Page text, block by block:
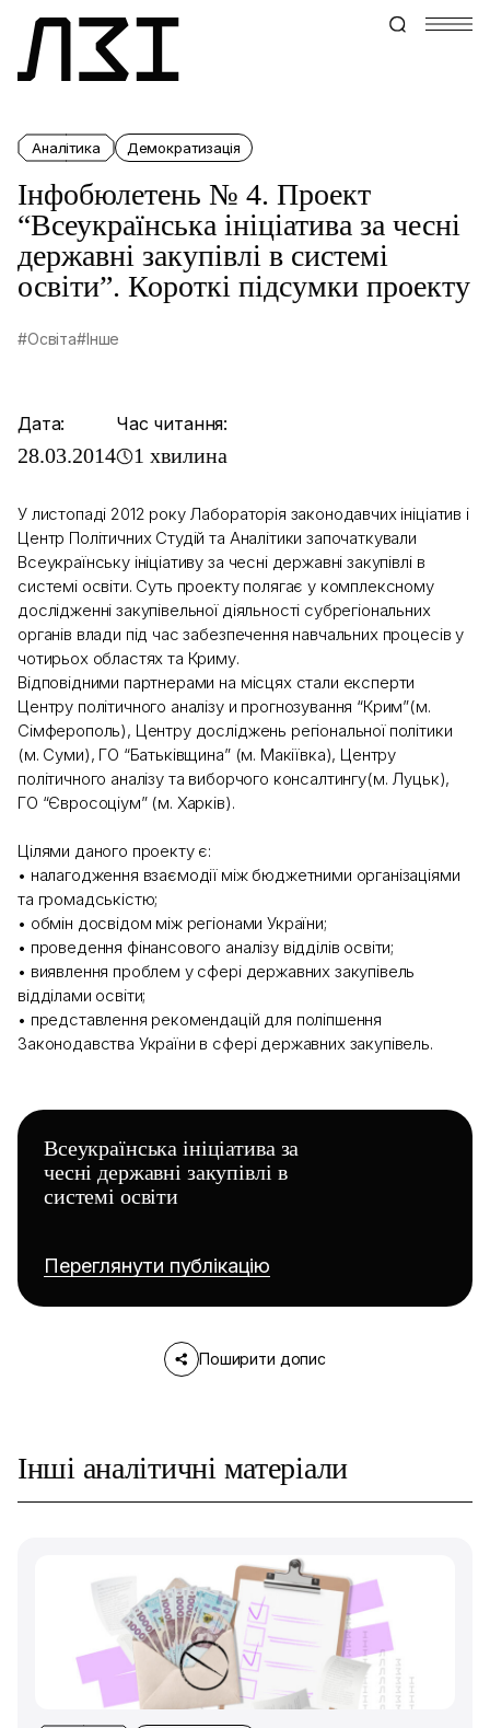
Аналітика Демократизація
Інфобюлетень № 4. Проект
“Всеукраїнська ініціатива за чесні
державні закупівлі в системі
освіти”. Короткі підсумки проекту
#Освіта#Інше
Дата:
28.03.2014
Час читання:
1 хвилина
У листопаді 2012 року Лабораторія законодавчих ініціатив і
Центр Політичних Студій та Аналітики започаткували
Всеукраїнську ініціативу за чесні державні закупівлі в
системі освіти. Суть проекту полягає у комплексному
дослідженні закупівельної діяльності субрегіональних
органів влади під час забезпечення навчальних процесів у
чотирьох областях та Криму.
Відповідними партнерами на місцях стали експерти
Центру політичного аналізу и прогнозування “Крим”(м.
Сімферополь), Центру досліджень регіональної політики
(м. Суми), ГО “Батьківщина” (м. Макіївка), Центру
політичного аналізу та виборчого консалтингу(м. Луцьк),
ГО “Євросоціум” (м. Харків).
Цілями даного проекту є:
• налагодження взаємодії між бюджетними організаціями
та громадськістю;
• обмін досвідом між регіонами України;
• проведення фінансового аналізу відділів освіти;
• виявлення проблем у сфері державних закупівель
відділами освіти;
• представлення рекомендацій для поліпшення
Законодавства України в сфері державних закупівель.
Всеукраїнська ініціатива за
чесні державні закупівлі в
системі освіти
Переглянути публікацію
Поширити допис
Інші аналітичні матеріали